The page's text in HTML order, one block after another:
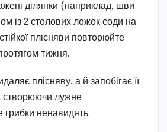
ділянки (наприклад, шви
із 2 столових ложок соди на
плісняви повторюйте
тижня.
плісняву, а й запобігає її
створюючи лужне
ненавидять.